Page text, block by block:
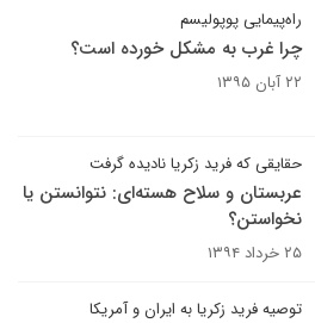
راه‌پیمایی پوپولیسم
چرا غرب به مشکل خورده است؟
۲۲ آبان ۱۳۹۵
حقایقی که فرید زکریا نادیده گرفت
عربستان و سلاح هسته‌ای: نتوانستن یا
نخواستن؟
۲۵ خرداد ۱۳۹۴
توصیه فرید زکریا به ایران و آمریکا